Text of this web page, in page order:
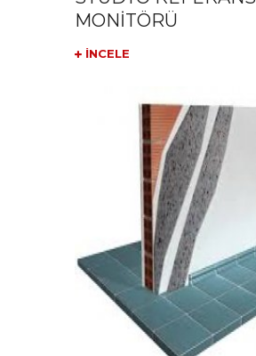
MONİTÖRÜ
İNCELE